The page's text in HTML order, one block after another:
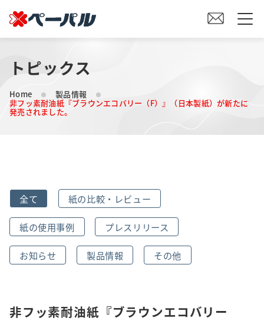
HOME
初めての方へ
会社案内
トピックス
トピックス
Home 製品情報
非フッ素耐油紙『ブラウンエコバリー（F）』（日本製紙）が新たに
発売されました。
全て 紙の比較・レビュー
紙の使用事例 プレスリリース
お知らせ 製品情報 その他
非フッ素耐油紙『ブラウンエコバリー